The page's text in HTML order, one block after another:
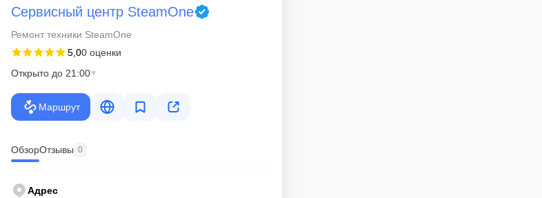
Сервисный центр SteamOne
Ремонт техники SteamOne
5,00 оценки
Открыто до 21:00
Маршрут
ОбзорОтзывы 0
Адрес